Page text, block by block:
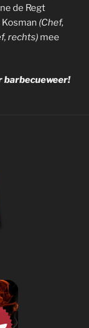
de Regt
Kosman (Chef,
rechts) mee
barbecueweer!